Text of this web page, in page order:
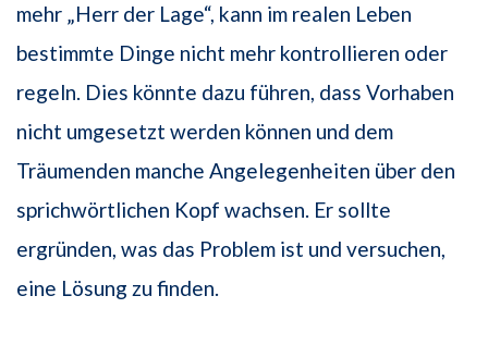
mehr „Herr der Lage“, kann im realen Leben
bestimmte Dinge nicht mehr kontrollieren oder
regeln. Dies könnte dazu führen, dass Vorhaben
nicht umgesetzt werden können und dem
Träumenden manche Angelegenheiten über den
sprichwörtlichen Kopf wachsen. Er sollte
ergründen, was das Problem ist und versuchen,
eine Lösung zu finden.